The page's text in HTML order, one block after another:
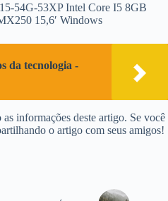
54G-53XP Intel Core I5 8GB
15,6′ Windows
da tecnologia -
informações deste artigo. Se você
o artigo com seus amigos!